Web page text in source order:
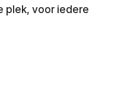
plek, voor iedere